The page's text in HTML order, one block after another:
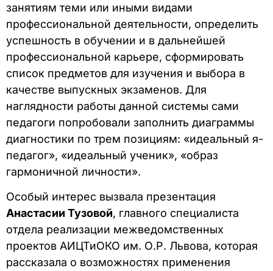
занятиям теми или иными видами
профессиональной деятельности, определить
успешность в обучении и в дальнейшей
профессиональной карьере, сформировать
список предметов для изучения и выбора в
качестве выпускных экзаменов. Для
наглядности работы данной системы сами
педагоги попробовали заполнить диаграммы
диагностики по трем позициям: «идеальный я-
педагог», «идеальный ученик», «образ
гармоничной личности».
Особый интерес вызвала презентация
Анастасии Тузовой, главного специалиста
отдела реализации межведомственных
проектов АИЦТиОКО им. О.Р. Львова, которая
рассказала о возможностях применения